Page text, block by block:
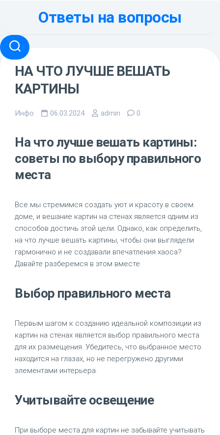
Ответы на вопросы
НА ЧТО ЛУЧШЕ ВЕШАТЬ
КАРТИНЫ
Инфо 06.03.2024 admin 0
На что лучше вешать картины:
советы по выбору правильного
места
Все мы стремимся создать уют и красоту в своем
доме, и вешание картин на стенах является одним из
способов достичь этой цели. Однако, как определить,
на что лучше вешать картины, чтобы они выглядели
гармонично и не создавали впечатления хаоса?
Давайте разберемся в этом вместе.
Выбор правильного места
Первым шагом к созданию идеальной композиции из
картин на стенах является выбор правильного места
для их размещения. Убедитесь, что выбранное место
находится на глазах, но не перегружено другими
элементами интерьера.
Учитывайте освещение
При выборе места для картин не забывайте учитывать